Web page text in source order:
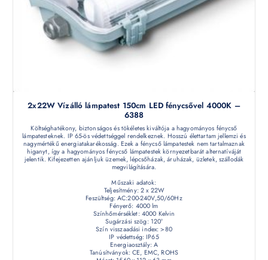
2x22W Vízálló lámpatest 150cm LED fénycsővel 4000K –
6388
Költséghatékony, biztonságos és tökéletes kiváltója a hagyományos fénycső
lámpatesteknek. IP 65-ös védettséggel rendelkeznek. Hosszú élettartam jellemzi és
nagymértékű energiatakarékosság. Ezek a fénycső lámpatestek nem tartalmaznak
higanyt, így a hagyományos fénycső lámpatestek környezetbarát alternatíváját
jelentik. Kifejezetten ajánljuk üzemek, lépcsőházak, áruházak, üzletek, szállodák
megvilágítására.
Műszaki adatok:
Teljesítmény: 2 x 22W
Feszültség: AC:200-240V,50/60Hz
Fényerő: 4000 lm
Színhőmérséklet: 4000 Kelvin
Sugárzási szög: 120°
Szín visszaadási index: >80
IP védettség: IP65
Energiaosztály: A
Tanúsítványok: CE, EMC, ROHS